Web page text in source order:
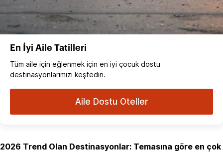
En İyi Aile Tatilleri
Tüm aile için eğlenmek için en iyi çocuk dostu
destinasyonlarımızı keşfedin.
Aile Dostu Oteller
2026 Trend Olan Destinasyonlar: Temasına göre en çok